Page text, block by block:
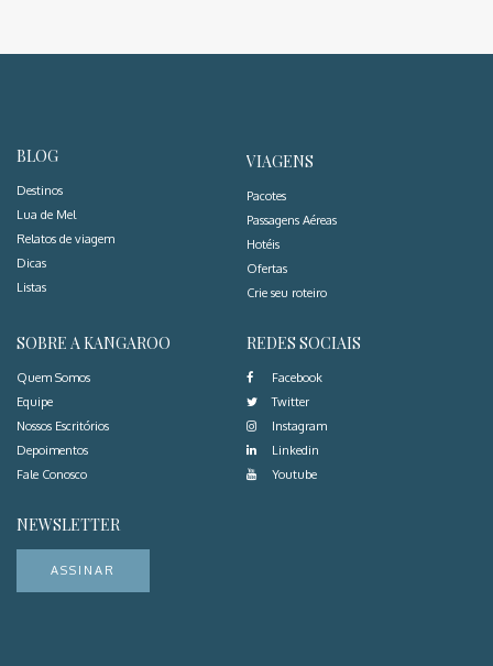
BLOG
Destinos
Lua de Mel
Relatos de viagem
Dicas
Listas
VIAGENS
Pacotes
Passagens Aéreas
Hotéis
Ofertas
Crie seu roteiro
SOBRE A KANGAROO
Quem Somos
Equipe
Nossos Escritórios
Depoimentos
Fale Conosco
REDES SOCIAIS
Facebook
Twitter
Instagram
Linkedin
Youtube
NEWSLETTER
ASSINAR